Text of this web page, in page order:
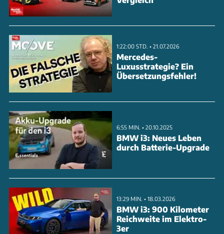
spricht auch über die verschiedenen Modelle und
Hersteller von E-Lkws und deren Vor- und
Nachteile. Der Podcast bietet eine umfassende
Übersicht über den aktuellen Stand der Technik und
die Zukunft der E-LKWs.
1:22:00 STD. • 21.07.2026
Mercedes-
Luxusstrategie? Ein
Übersetzungsfehler!
6:55 MIN. • 20.10.2025
BMW i3: Neues Leben
durch Batterie-Upgrade
13:29 MIN. • 18.03.2026
BMW i3: 900 Kilometer
Reichweite im Elektro-
3er